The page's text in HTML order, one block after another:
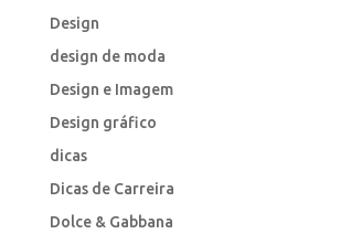
Design
design de moda
Design e Imagem
Design gráfico
dicas
Dicas de Carreira
Dolce & Gabbana